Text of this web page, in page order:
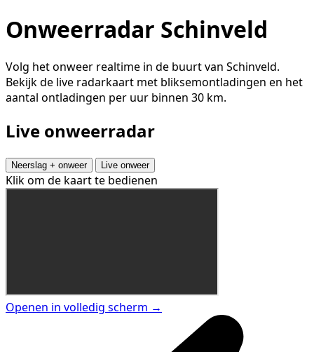
Onweerradar Schinveld
Volg het onweer realtime in de buurt van Schinveld.
Bekijk de live radarkaart met bliksemontladingen en het
aantal ontladingen per uur binnen 30 km.
Live onweerradar
Neerslag + onweer Live onweer
Klik om de kaart te bedienen
Openen in volledig scherm →